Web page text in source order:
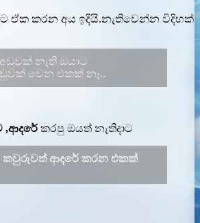
ඒක කරන අය ඉදියි.නැතිවෙන්න විදිහක්
නැති ඔයාට
වෙන එකක් නෑ..
,ආදරේ කරපු ඔයත් නැතිදාට
කවුරුවත් ආදරේ කරන එකක්